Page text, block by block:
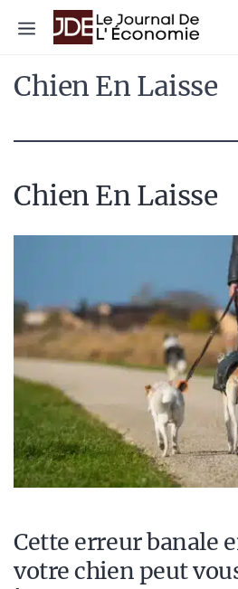
Menu
Chien En Laisse
Chien En Laisse
Cette erreur banale
votre chien peut